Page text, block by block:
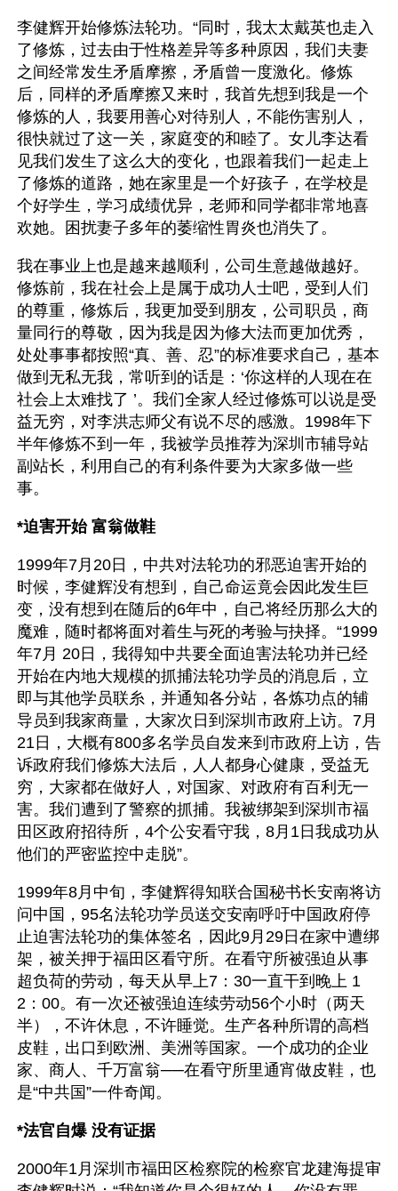
李健辉开始修炼法轮功。“同时，我太太戴英也走入
了修炼，过去由于性格差异等多种原因，我们夫妻
之间经常发生矛盾摩擦，矛盾曾一度激化。修炼
后，同样的矛盾摩擦又来时，我首先想到我是一个
修炼的人，我要用善心对待别人，不能伤害别人，
很快就过了这一关，家庭变的和睦了。女儿李达看
见我们发生了这么大的变化，也跟着我们一起走上
了修炼的道路，她在家里是一个好孩子，在学校是
个好学生，学习成绩优异，老师和同学都非常地喜
欢她。困扰妻子多年的萎缩性胃炎也消失了。
我在事业上也是越来越顺利，公司生意越做越好。
修炼前，我在社会上是属于成功人士吧，受到人们
的尊重，修炼后，我更加受到朋友，公司职员，商
量同行的尊敬，因为我是因为修大法而更加优秀，
处处事事都按照“真、善、忍”的标准要求自己，基本
做到无私无我，常听到的话是：‘你这样的人现在在
社会上太难找了 ’。我们全家人经过修炼可以说是受
益无穷，对李洪志师父有说不尽的感激。1998年下
半年修炼不到一年，我被学员推荐为深圳市辅导站
副站长，利用自己的有利条件要为大家多做一些
事。
*迫害开始 富翁做鞋
1999年7月20日，中共对法轮功的邪恶迫害开始的
时候，李健辉没有想到，自己命运竟会因此发生巨
变，没有想到在随后的6年中，自己将经历那么大的
魔难，随时都将面对着生与死的考验与抉择。“1999
年7月 20日，我得知中共要全面迫害法轮功并已经
开始在内地大规模的抓捕法轮功学员的消息后，立
即与其他学员联糸，并通知各分站，各炼功点的辅
导员到我家商量，大家次日到深圳市政府上访。7月
21日，大概有800多名学员自发来到市政府上访，告
诉政府我们修炼大法后，人人都身心健康，受益无
穷，大家都在做好人，对国家、对政府有百利无一
害。我们遭到了警察的抓捕。我被绑架到深圳市福
田区政府招待所，4个公安看守我，8月1日我成功从
他们的严密监控中走脱”。
1999年8月中旬，李健辉得知联合国秘书长安南将访
问中国，95名法轮功学员送交安南呼吁中国政府停
止迫害法轮功的集体签名，因此9月29日在家中遭绑
架，被关押于福田区看守所。在看守所被强迫从事
超负荷的劳动，每天从早上7：30一直干到晚上 1
2：00。有一次还被强迫连续劳动56个小时（两天
半），不许休息，不许睡觉。生产各种所谓的高档
皮鞋，出口到欧洲、美洲等国家。一个成功的企业
家、商人、千万富翁──在看守所里通宵做皮鞋，也
是“中共国”一件奇闻。
*法官自爆 没有证据
2000年1月深圳市福田区检察院的检察官龙建海提审